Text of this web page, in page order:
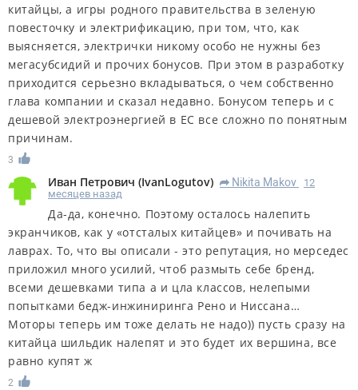
китайцы, а игры родного правительства в зеленую
повесточку и электрификацию, при том, что, как
выясняется, электрички никому особо не нужны без
мегасубсидий и прочих бонусов. При этом в разработку
приходится серьезно вкладываться, о чем собственно
глава компании и сказал недавно. Бонусом теперь и с
дешевой электроэнергией в ЕС все сложно по понятным
причинам.
3
Иван Петрович (IvanLogutov) R Nikita Makov
12
месяцев назад
Да-да, конечно. Поэтому осталось налепить
экранчиков, как у «отсталых китайцев» и почивать на
лаврах. То, что вы описали - это репутация, но мерседес
приложил много усилий, чтоб размыть себе бренд,
всеми дешевками типа а и цла классов, нелепыми
попытками бедж-инжиниринга Рено и Ниссана…
Моторы теперь им тоже делать не надо)) пусть сразу на
китайца шильдик налепят и это будет их вершина, все
равно купят ж
2